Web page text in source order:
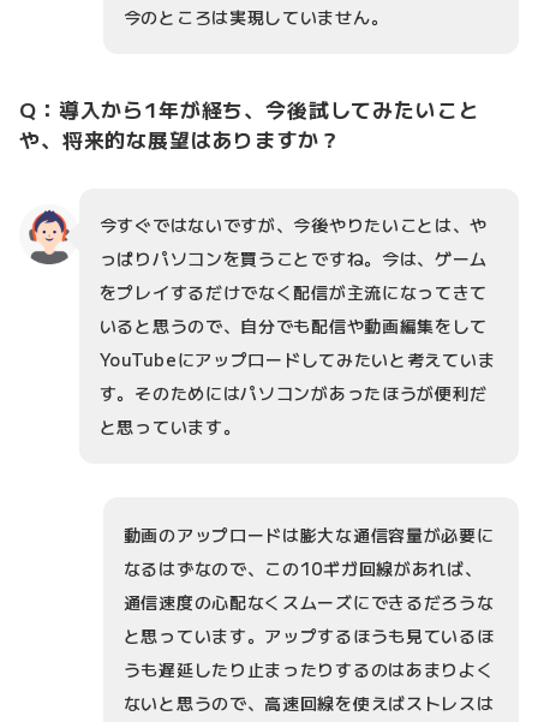
今のところは実現していません。
Q：導入から1年が経ち、今後試してみたいこと
や、将来的な展望はありますか？
今すぐではないですが、今後やりたいことは、や
っぱりパソコンを買うことですね。今は、ゲーム
をプレイするだけでなく配信が主流になってきて
いると思うので、自分でも配信や動画編集をして
YouTubeにアップロードしてみたいと考えていま
す。そのためにはパソコンがあったほうが便利だ
と思っています。
動画のアップロードは膨大な通信容量が必要に
なるはずなので、この10ギガ回線があれば、
通信速度の心配なくスムーズにできるだろうな
と思っています。アップするほうも見ているほ
うも遅延したり止まったりするのはあまりよく
ないと思うので、高速回線を使えばストレスは